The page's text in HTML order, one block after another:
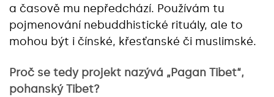
a časově mu nepředchází. Používám tu
pojmenování nebuddhistické rituály, ale to
mohou být i čínské, křesťanské či muslimské.
Proč se tedy projekt nazývá „Pagan Tibet“,
pohanský Tibet?